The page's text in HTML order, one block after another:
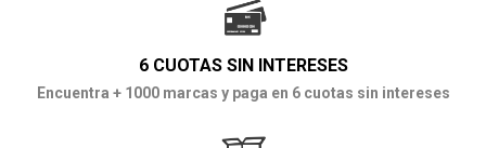
6 CUOTAS SIN INTERESES
Encuentra + 1000 marcas y paga en 6 cuotas sin intereses